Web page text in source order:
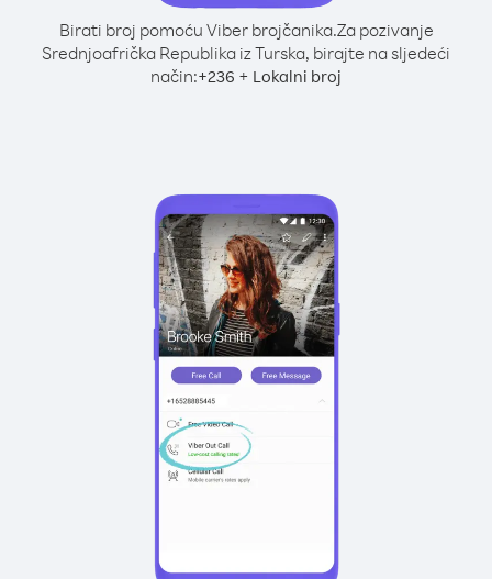
Birati broj pomoću Viber brojčanika.Za pozivanje
Srednjoafrička Republika iz Turska, birajte na sljedeći
način:+236 + Lokalni broj